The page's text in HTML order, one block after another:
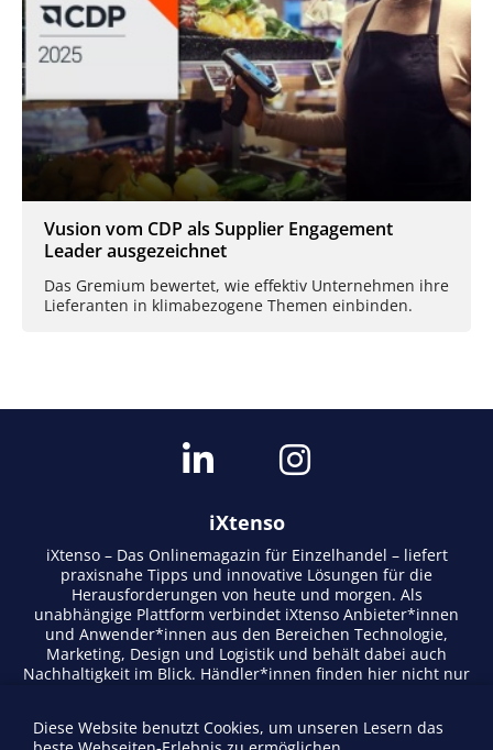
Vusion vom CDP als Supplier Engagement
Leader ausgezeichnet
Das Gremium bewertet, wie effektiv Unternehmen ihre
Lieferanten in klimabezogene Themen einbinden.
iXtenso
iXtenso – Das Onlinemagazin für Einzelhandel – liefert
praxisnahe Tipps und innovative Lösungen für die
Herausforderungen von heute und morgen. Als
unabhängige Plattform verbindet iXtenso Anbieter*innen
und Anwender*innen aus den Bereichen Technologie,
Marketing, Design und Logistik und behält dabei auch
Nachhaltigkeit im Blick. Händler*innen finden hier nicht nur
lebendigen Schreibstil und relevantem Content fördert das
Diese Website benutzt Cookies, um unseren Lesern das